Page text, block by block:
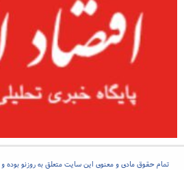
تمام حقوق مادی و معنوی این سایت متعلق به روزنو بوده و